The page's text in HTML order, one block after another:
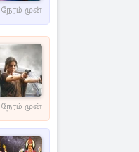
முன்
முன்